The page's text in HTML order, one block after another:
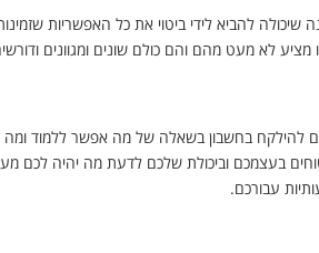
להביא לידי ביטוי את כל האפשריות
לא מעט מהם והם כולם שונים ומגוונים
להילקח בחשבון בשאלה של מה אפשר ללמוד ומה
בעצמכם וביכולת שלכם לדעת מה יהיה לכם
עבורכם.